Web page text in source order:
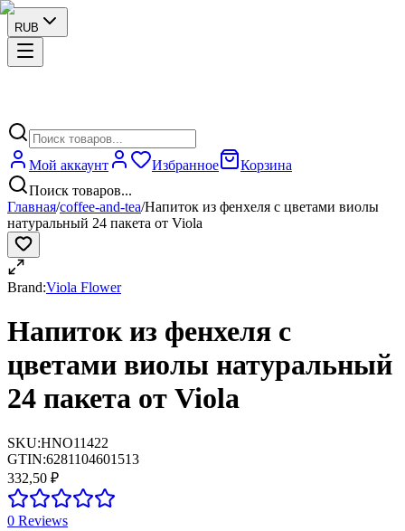
RUB
Мой аккаунт Избранное
Корзина
Поиск товаров...
Главная/coffee-and-tea/Напиток из фенхеля с цветами виолы
натуральный 24 пакета от Viola
Brand:Viola Flower
Напиток из фенхеля с
цветами виолы натуральный
24 пакета от Viola
SKU:HNO11422
GTIN:6281104601513
332,50 ₽
0 Reviews